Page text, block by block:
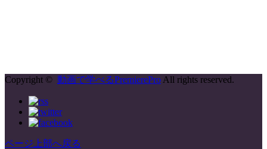
Copyright © 動画で学べるPremierePro All rights reserved.
ページ上部へ戻る